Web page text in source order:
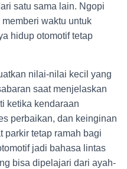
satu sama lain. Ngopi
waktu untuk
hidup otomotif tetap
nilai-nilai kecil yang
saat menjelaskan
ketika kendaraan
perbaikan, dan keinginan
parkir tetap ramah bagi
jadi bahasa lintas
bisa dipelajari dari ayah-